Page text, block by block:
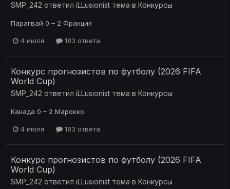
SMP_242 ответил iLLusionist тема в Конкурсы
Парагвай 0 – 2 Франция
4 июля 183 ответа
Конкурс прогнозистов по футболу (2026 FIFA
World Cup)
SMP_242 ответил iLLusionist тема в Конкурсы
Канада 0 – 2 Марокко
4 июля 183 ответа
Конкурс прогнозистов по футболу (2026 FIFA
World Cup)
SMP_242 ответил iLLusionist тема в Конкурсы